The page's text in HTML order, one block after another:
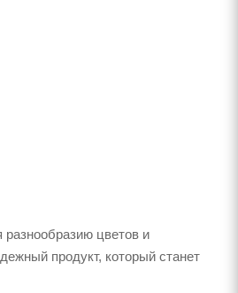
цветов и
продукт, который станет